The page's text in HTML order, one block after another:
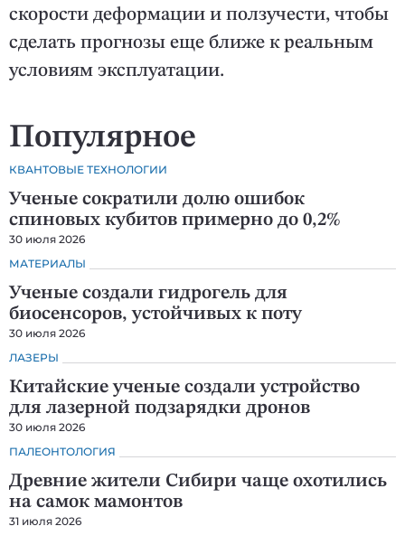
скорости деформации и ползучести, чтобы
сделать прогнозы еще ближе к реальным
условиям эксплуатации.
Популярное
КВАНТОВЫЕ ТЕХНОЛОГИИ
Ученые сократили долю ошибок
спиновых кубитов примерно до 0,2%
30 июля 2026
МАТЕРИАЛЫ
Ученые создали гидрогель для
биосенсоров, устойчивых к поту
30 июля 2026
ЛАЗЕРЫ
Китайские ученые создали устройство
для лазерной подзарядки дронов
30 июля 2026
ПАЛЕОНТОЛОГИЯ
Древние жители Сибири чаще охотились
на самок мамонтов
31 июля 2026